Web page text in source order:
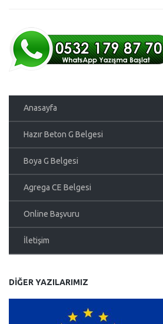
Anasayfa
Hazır Beton G Belgesi
Boya G Belgesi
Agrega CE Belgesi
Online Başvuru
İletişim
DIĞER YAZILARIMIZ